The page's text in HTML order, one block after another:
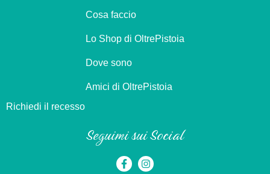
Cosa faccio
Lo Shop di OltrePistoia
Dove sono
Amici di OltrePistoia
Richiedi il recesso
Seguimi sui Social